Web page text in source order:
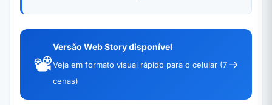
📽️
Versão Web Story disponível
Veja em formato visual rápido para o celular (7
cenas)
→